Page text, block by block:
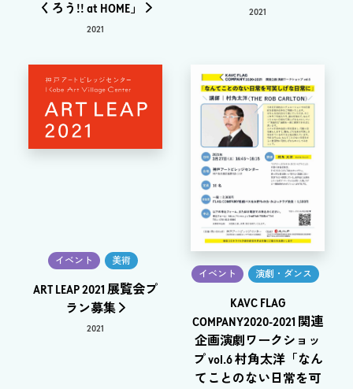
くろう!! at HOME」
2021
2021
イベント 美術
ART LEAP 2021 展覧会プ
ラン募集
2021
イベント 演劇・ダンス
KAVC FLAG
COMPANY2020-2021 関連
企画演劇ワークショッ
プ vol.6 村角太洋「なん
てことのない日常を可